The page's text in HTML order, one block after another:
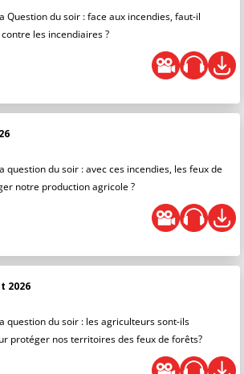
Question du soir : face aux incendies, faut-il
les incendiaires ?
question du soir : avec ces incendies, les feux de
notre production agricole ?
2026
question du soir : les agriculteurs sont-ils
protéger nos territoires des feux de forêts?